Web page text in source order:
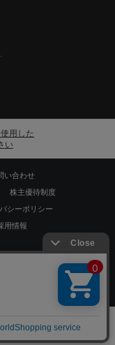
絞り込む
用した
い
い合わせ
株主優待制度
シーポリシー
用情報